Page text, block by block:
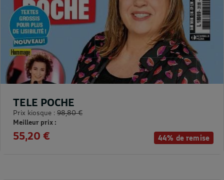
44% de remise
TELE POCHE
Prix kiosque : 98,80 €
Meilleur prix :
55,20 €